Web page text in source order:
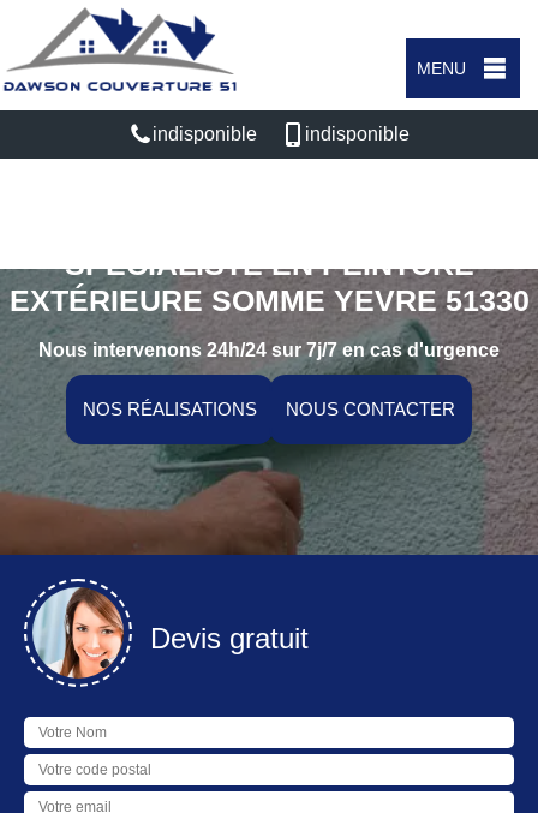
MENU
indisponible indisponible
SPÉCIALISTE EN PEINTURE
EXTÉRIEURE SOMME YEVRE 51330
Nous intervenons 24h/24 sur 7j/7 en cas d'urgence
NOS RÉALISATIONS NOUS CONTACTER
Devis gratuit